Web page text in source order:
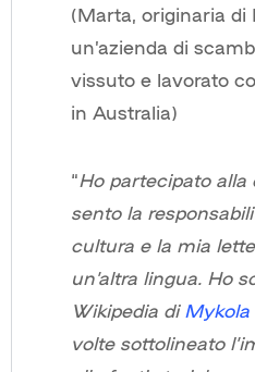
(Marta, originaria di
un’azienda di
vissuto e lavorato
in Australia)
“Ho partecipato
sento la
cultura e la mia
un’altra lingua. Ho
Wikipedia di Mykola
volte sottolineato